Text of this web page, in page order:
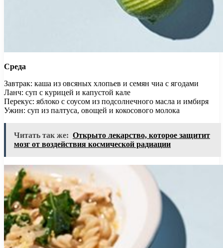
Среда
Завтрак: каша из овсяных хлопьев и семян чиа с ягодами
Ланч: суп с курицей и капустой кале
Перекус: яблоко с соусом из подсолнечного масла и имбиря
Ужин: суп из палтуса, овощей и кокосового молока
Читать так же: Открыто лекарство, которое защитит
мозг от воздействия космической радиации